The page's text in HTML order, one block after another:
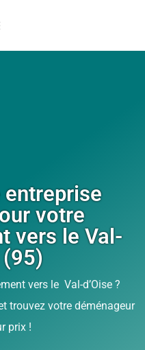
entreprise
votre
vers le Val-
vers le Val-d’Oise ?
trouvez votre déménageur
prix !